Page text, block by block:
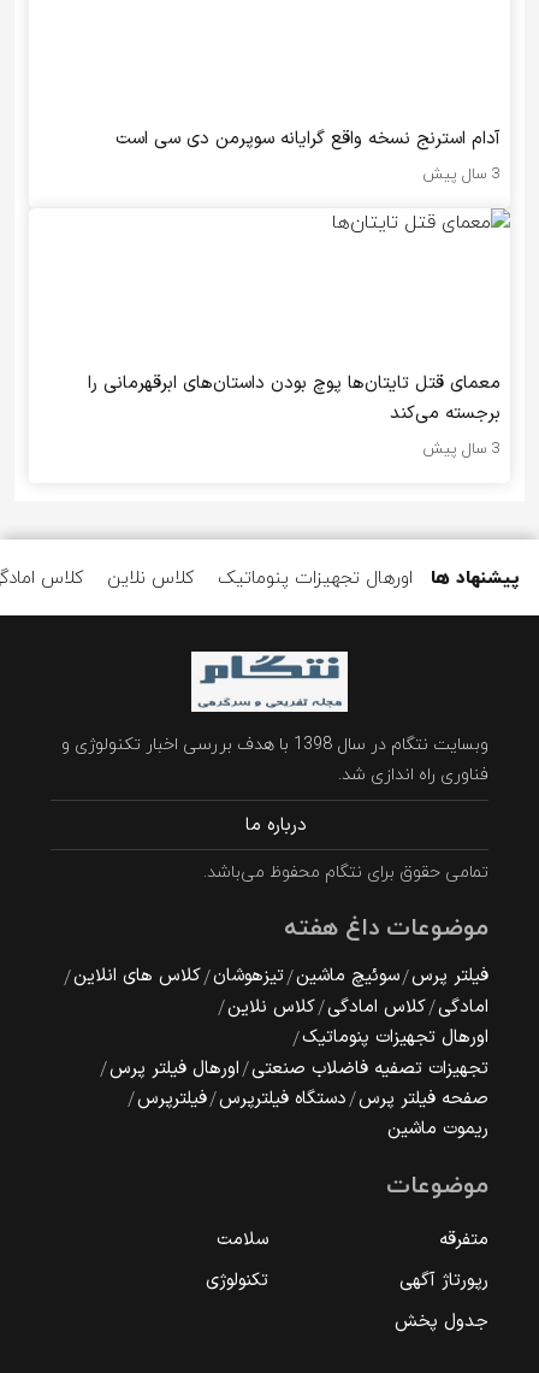
آدام استرنج نسخه واقع گرایانه سوپرمن دی سی است
3 سال پیش
معمای قتل تایتان‌ها پوچ بودن داستان‌های ابرقهرمانی را
برجسته می‌کند
3 سال پیش
پیشنهاد ها کلاس کلاس نلاین اورهال تجهیزات پنوماتیک
وبسایت نتگام در سال 1398 با هدف بررسی اخبار تکنولوژی و
فناوری راه اندازی شد.
درباره ما
تمامی حقوق برای نتگام محفوظ می‌باشد.
موضوعات داغ هفته
فیلتر پرس سوئیچ ماشین تیزهوشان کلاس های انلاین
امادگی کلاس امادگی کلاس نلاین
اورهال تجهیزات پنوماتیک
تجهیزات تصفیه فاضلاب صنعتی اورهال فیلتر پرس
صفحه فیلتر پرس دستگاه فیلترپرس فیلترپرس
ریموت ماشین
موضوعات
متفرقه
سلامت
رپورتاژ آگهی
تکنولوژی
جدول پخش